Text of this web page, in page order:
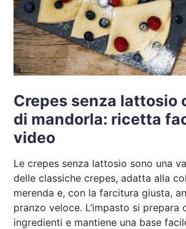
Crepes senza lattosio
di mandorla: ricetta
video
Le crepes senza lattosio sono una
delle classiche crepes, adatta alla
merenda e, con la farcitura giusta,
pranzo veloce. L’impasto si prepara
ingredienti e mantiene una base